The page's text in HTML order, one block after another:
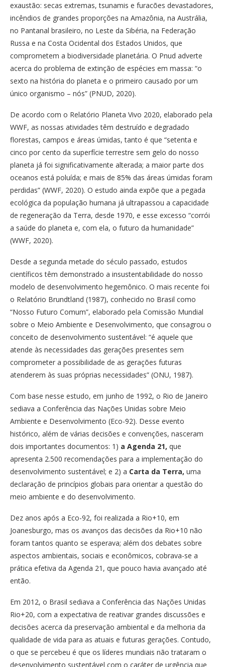
exaustão: secas extremas, tsunamis e furacões devastadores,
incêndios de grandes proporções na Amazônia, na Austrália,
no Pantanal brasileiro, no Leste da Sibéria, na Federação
Russa e na Costa Ocidental dos Estados Unidos, que
comprometem a biodiversidade planetária. O Pnud adverte
acerca do problema de extinção de espécies em massa: “o
sexto na história do planeta e o primeiro causado por um
único organismo – nós” (PNUD, 2020).
De acordo com o Relatório Planeta Vivo 2020, elaborado pela
WWF, as nossas atividades têm destruído e degradado
florestas, campos e áreas úmidas, tanto é que “setenta e
cinco por cento da superfície terrestre sem gelo do nosso
planeta já foi significativamente alterada; a maior parte dos
oceanos está poluída; e mais de 85% das áreas úmidas foram
perdidas” (WWF, 2020). O estudo ainda expõe que a pegada
ecológica da população humana já ultrapassou a capacidade
de regeneração da Terra, desde 1970, e esse excesso “corrói
a saúde do planeta e, com ela, o futuro da humanidade”
(WWF, 2020).
Desde a segunda metade do século passado, estudos
científicos têm demonstrado a insustentabilidade do nosso
modelo de desenvolvimento hegemônico. O mais recente foi
o Relatório Brundtland (1987), conhecido no Brasil como
“Nosso Futuro Comum”, elaborado pela Comissão Mundial
sobre o Meio Ambiente e Desenvolvimento, que consagrou o
conceito de desenvolvimento sustentável: “é aquele que
atende às necessidades das gerações presentes sem
comprometer a possibilidade de as gerações futuras
atenderem às suas próprias necessidades” (ONU, 1987).
Com base nesse estudo, em junho de 1992, o Rio de Janeiro
sediava a Conferência das Nações Unidas sobre Meio
Ambiente e Desenvolvimento (Eco-92). Desse evento
histórico, além de várias decisões e convenções, nasceram
dois importantes documentos: 1) a Agenda 21, que
apresenta 2.500 recomendações para a implementação do
desenvolvimento sustentável; e 2) a Carta da Terra, uma
declaração de princípios globais para orientar a questão do
meio ambiente e do desenvolvimento.
Dez anos após a Eco-92, foi realizada a Rio+10, em
Joanesburgo, mas os avanços das decisões da Rio+10 não
foram tantos quanto se esperava; além dos debates sobre
aspectos ambientais, sociais e econômicos, cobrava-se a
prática efetiva da Agenda 21, que pouco havia avançado até
então.
Em 2012, o Brasil sediava a Conferência das Nações Unidas
Rio+20, com a expectativa de reativar grandes discussões e
decisões acerca da preservação ambiental e da melhoria da
qualidade de vida para as atuais e futuras gerações. Contudo,
o que se percebeu é que os líderes mundiais não trataram o
desenvolvimento sustentável com o caráter de urgência que